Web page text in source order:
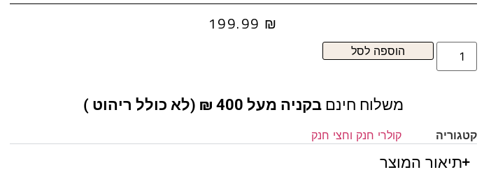
199.99 ₪
הוספה לסל
משלוח חינם בקניה מעל 400 ₪ (לא כולל ריהוט )
קטגוריה קולרי חנק וחצי חנק
תיאור המוצר